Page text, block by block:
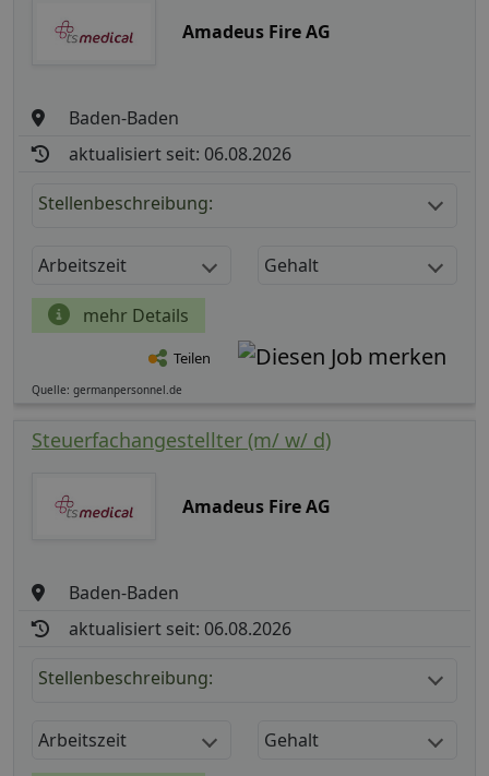
Amadeus Fire AG
Baden-Baden
aktualisiert seit: 06.08.2026
Stellenbeschreibung:
Arbeitszeit Gehalt
mehr Details
Teilen
Quelle: germanpersonnel.de
Steuerfachangestellter (m/ w/ d)
Amadeus Fire AG
Baden-Baden
aktualisiert seit: 06.08.2026
Stellenbeschreibung:
Arbeitszeit Gehalt